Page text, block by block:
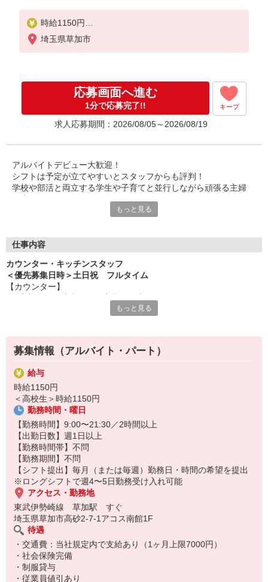
時給1150円
＜高校生＞時給1150円
埼玉県草加市
応募画面へ進む
1分で応募完了!! キープ
求人応募期間：2026/08/05～2026/08/19
アルバイトデビュー大歓迎！
シフトは予定が立てやすいとスタッフからも評判！
学校や部活と両立する学生や子育てと並行しながら頑張る主婦
みんなから「働きやすい！」という声が上がっています♪
＜ 未経験でも心配ナシ ＞
先輩によるレクチャーもあるので、
久しぶりのお仕事のパートさんや初アルバイトの学生さんも安心
です♪
オトクな従業員割引があるのも必見！まずは気軽にご応募を☆
もっと見る
仕事内容
カウンター・キッチンスタッフ
＜優先募集日時＞土日祝 フルタイム
【カウンター】
【キッチン】 ※対面や接客はなし！
■チキンの調理
こだわりの詰まったKFCのチキンをつくるお仕事です。
ひとつひとつ丁寧に粉をまぶして揚げる作業をお任せします。
カンタンな作業なので初めての方もスグに覚えられますし、
作業については丁寧に教えるから心配はいりません
もっと見る
募集情報（アルバイト・パート）
給与
時給1150円
＜高校生＞時給1150円
勤務時間・曜日
【勤務時間】9:00〜21:30／2時間以上
【出勤日数】週1日以上
【勤務時間帯】不問
【勤務期間】不問
【シフト提出】毎月（または毎週）勤務日・時間の希望を提出
※ロングシフトで週4〜5日勤務受け入れ可能
アクセス・勤務地
東武伊勢崎線 草加駅 すぐ
埼玉県草加市高砂2-7-1アコス南館1F
待遇
・交通費：当社規定内で支給あり（1ヶ月上限7000円）
・社会保険完備
・制服貸与
・従業員値引あり